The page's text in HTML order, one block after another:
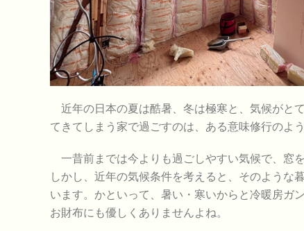
近年の日本の夏は酷暑、冬は極寒と、気候がと
てきてしまう家で過ごすのは、ある意味修行のよ
一昔前までは今よりも過ごしやすい気候で、窓
しかし、近年の気候条件を考えると、そのような
います。かといって、暑い・寒いからと冷暖房ガ
お財布にも優しくありませんよね。